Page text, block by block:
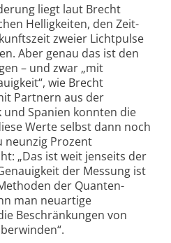
liegt laut Brecht
Hellig­keiten, den Zeit­
zweier Lichtpulse
Aber genau das ist den
– und zwar „mit
wie Brecht
Partnern aus der
und Spanien konnten die
Werte selbst dann noch
neunzig Prozent
„Das ist weit jenseits der
der Messung ist
der Quanten­
man neuartige
Beschränkungen von